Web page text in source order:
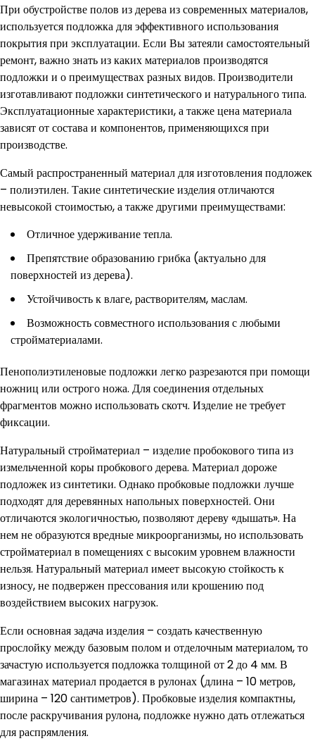
При обустройстве полов из дерева из современных материалов,
используется подложка для эффективного использования
покрытия при эксплуатации. Если Вы затеяли самостоятельный
ремонт, важно знать из каких материалов производятся
подложки и о преимуществах разных видов. Производители
изготавливают подложки синтетического и натурального типа.
Эксплуатационные характеристики, а также цена материала
зависят от состава и компонентов, применяющихся при
производстве.
Самый распространенный материал для изготовления подложек
– полиэтилен. Такие синтетические изделия отличаются
невысокой стоимостью, а также другими преимуществами:
Отличное удерживание тепла.
Препятствие образованию грибка (актуально для
поверхностей из дерева).
Устойчивость к влаге, растворителям, маслам.
Возможность совместного использования с любыми
стройматериалами.
Пенополиэтиленовые подложки легко разрезаются при помощи
ножниц или острого ножа. Для соединения отдельных
фрагментов можно использовать скотч. Изделие не требует
фиксации.
Натуральный стройматериал – изделие пробокового типа из
измельченной коры пробкового дерева. Материал дороже
подложек из синтетики. Однако пробковые подложки лучше
подходят для деревянных напольных поверхностей. Они
отличаются экологичностью, позволяют дереву «дышать». На
нем не образуются вредные микроорганизмы, но использовать
стройматериал в помещениях с высоким уровнем влажности
нельзя. Натуральный материал имеет высокую стойкость к
износу, не подвержен прессования или крошению под
воздействием высоких нагрузок.
Если основная задача изделия – создать качественную
прослойку между базовым полом и отделочным материалом, то
зачастую используется подложка толщиной от 2 до 4 мм. В
магазинах материал продается в рулонах (длина – 10 метров,
ширина – 120 сантиметров). Пробковые изделия компактны,
после раскручивания рулона, подложке нужно дать отлежаться
для распрямления.